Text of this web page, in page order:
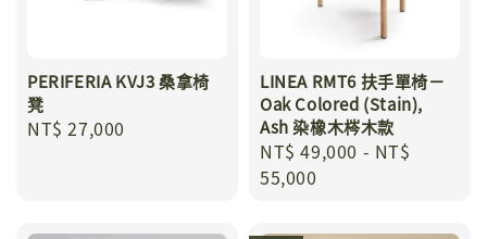
PERIFERIA KVJ3 桑拿椅
凳
Regular
NT$ 27,000
LINEA RMT6 扶手單椅－
Oak Colored (Stain),
Ash 染橡木梣木款
Regular
price
NT$ 49,000 - NT$
55,000